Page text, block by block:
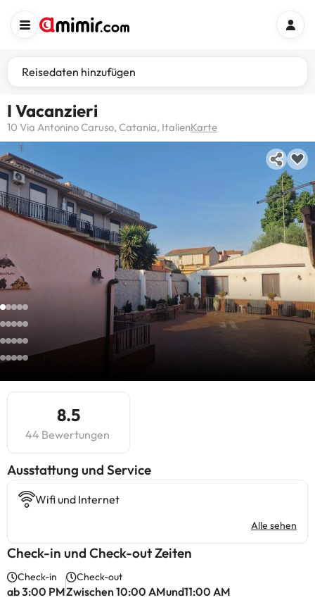
Reisedaten hinzufügen
I Vacanzieri
10 Via Antonino Caruso, Catania, ItalienKarte
8.5
44 Bewertungen
​Ausstattung und Service
Wifi und Internet
Alle sehen
Check-in und Check-out Zeiten
Check-in
ab 3:00 PM
Check-out
Zwischen 10:00 AMund11:00 AM